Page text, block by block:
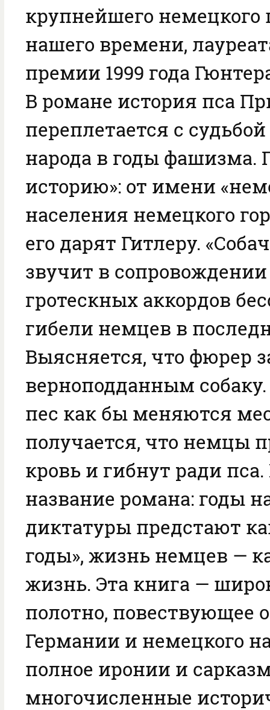
крупнейшего немецкого
нашего времени,
премии 1999 года
В романе история пса
переплетается с
народа в годы фашизма.
историю»: от имени
населения немецкого
его дарят Гитлеру.
звучит в
гротескных аккордов
гибели немцев в
Выясняется, что фюрер
верноподданным собаку.
пес как бы меняются
получается, что немцы
кровь и гибнут ради пса.
название романа: годы
диктатуры предстают
годы», жизнь немцев —
жизнь. Эта книга —
полотно, повествующее
Германии и немецкого
полное иронии и
многочисленные